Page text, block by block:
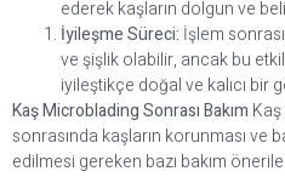
ederek kaşların dolgun ve
İyileşme Süreci: İşlem
ve şişlik olabilir, ancak bu
iyileştikçe doğal ve kalıcı bir
Kaş Microblading Sonrası Bakım
sonrasında kaşların korunması ve
edilmesi gereken bazı bakım